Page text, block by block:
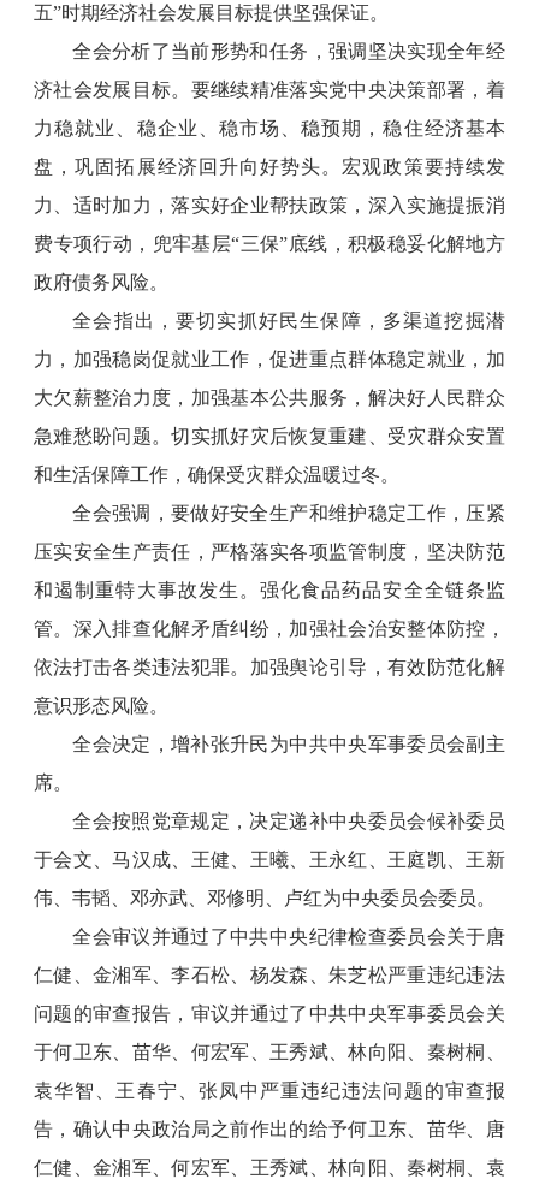
五”时期经济社会发展目标提供坚强保证。
全会分析了当前形势和任务，强调坚决实现全年经
济社会发展目标。要继续精准落实党中央决策部署，着
力稳就业、稳企业、稳市场、稳预期，稳住经济基本
盘，巩固拓展经济回升向好势头。宏观政策要持续发
力、适时加力，落实好企业帮扶政策，深入实施提振消
费专项行动，兜牢基层“三保”底线，积极稳妥化解地方
政府债务风险。
全会指出，要切实抓好民生保障，多渠道挖掘潜
力，加强稳岗促就业工作，促进重点群体稳定就业，加
大欠薪整治力度，加强基本公共服务，解决好人民群众
急难愁盼问题。切实抓好灾后恢复重建、受灾群众安置
和生活保障工作，确保受灾群众温暖过冬。
全会强调，要做好安全生产和维护稳定工作，压紧
压实安全生产责任，严格落实各项监管制度，坚决防范
和遏制重特大事故发生。强化食品药品安全全链条监
管。深入排查化解矛盾纠纷，加强社会治安整体防控，
依法打击各类违法犯罪。加强舆论引导，有效防范化解
意识形态风险。
全会决定，增补张升民为中共中央军事委员会副主
席。
全会按照党章规定，决定递补中央委员会候补委员
于会文、马汉成、王健、王曦、王永红、王庭凯、王新
伟、韦韬、邓亦武、邓修明、卢红为中央委员会委员。
全会审议并通过了中共中央纪律检查委员会关于唐
仁健、金湘军、李石松、杨发森、朱芝松严重违纪违法
问题的审查报告，审议并通过了中共中央军事委员会关
于何卫东、苗华、何宏军、王秀斌、林向阳、秦树桐、
袁华智、王春宁、张凤中严重违纪违法问题的审查报
告，确认中央政治局之前作出的给予何卫东、苗华、唐
仁健、金湘军、何宏军、王秀斌、林向阳、秦树桐、袁